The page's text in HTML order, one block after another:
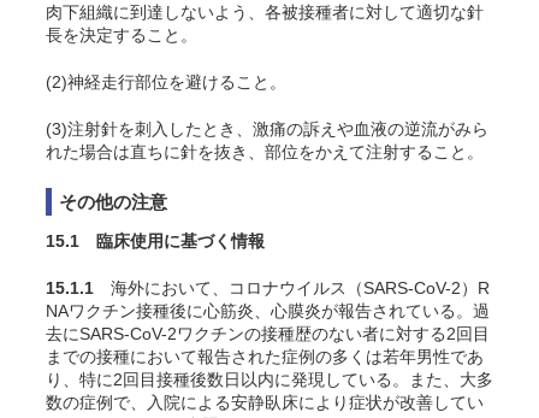
肉下組織に到達しないよう、各被接種者に対して適切な針
長を決定すること。
(2)神経走行部位を避けること。
(3)注射針を刺入したとき、激痛の訴えや血液の逆流がみら
れた場合は直ちに針を抜き、部位をかえて注射すること。
その他の注意
15.1 臨床使用に基づく情報
15.1.1 海外において、コロナウイルス（SARS-CoV-2）R
NAワクチン接種後に心筋炎、心膜炎が報告されている。過
去にSARS-CoV-2ワクチンの接種歴のない者に対する2回目
までの接種において報告された症例の多くは若年男性であ
り、特に2回目接種後数日以内に発現している。また、大多
数の症例で、入院による安静臥床により症状が改善してい